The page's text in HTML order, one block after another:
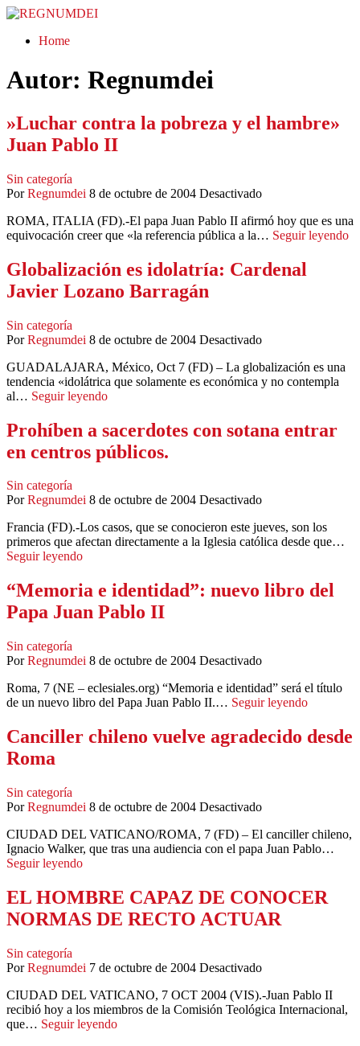
REGNUMDEI
Home
Autor: Regnumdei
»Luchar contra la pobreza y el hambre»
Juan Pablo II
Sin categoría
Por Regnumdei 8 de octubre de 2004 Desactivado
ROMA, ITALIA (FD).-El papa Juan Pablo II afirmó hoy que es una
equivocación creer que «la referencia pública a la… Seguir leyendo
Globalización es idolatría: Cardenal
Javier Lozano Barragán
Sin categoría
Por Regnumdei 8 de octubre de 2004 Desactivado
GUADALAJARA, México, Oct 7 (FD) – La globalización es una
tendencia «idolátrica que solamente es económica y no contempla
al… Seguir leyendo
Prohíben a sacerdotes con sotana entrar
en centros públicos.
Sin categoría
Por Regnumdei 8 de octubre de 2004 Desactivado
Francia (FD).-Los casos, que se conocieron este jueves, son los
primeros que afectan directamente a la Iglesia católica desde que…
Seguir leyendo
“Memoria e identidad”: nuevo libro del
Papa Juan Pablo II
Sin categoría
Por Regnumdei 8 de octubre de 2004 Desactivado
Roma, 7 (NE – eclesiales.org) “Memoria e identidad” será el título
de un nuevo libro del Papa Juan Pablo II.… Seguir leyendo
Canciller chileno vuelve agradecido desde
Roma
Sin categoría
Por Regnumdei 8 de octubre de 2004 Desactivado
CIUDAD DEL VATICANO/ROMA, 7 (FD) – El canciller chileno,
Ignacio Walker, que tras una audiencia con el papa Juan Pablo…
Seguir leyendo
EL HOMBRE CAPAZ DE CONOCER
NORMAS DE RECTO ACTUAR
Sin categoría
Por Regnumdei 7 de octubre de 2004 Desactivado
CIUDAD DEL VATICANO, 7 OCT 2004 (VIS).-Juan Pablo II
recibió hoy a los miembros de la Comisión Teológica Internacional,
que… Seguir leyendo